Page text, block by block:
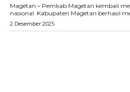
Magetan – Pemkab Magetan kembali
nasional. Kabupaten Magetan berhasil
2 Desember 2025